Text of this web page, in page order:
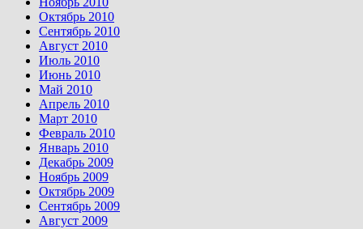
Октябрь 2010
Сентябрь 2010
Август 2010
Июль 2010
Июнь 2010
Май 2010
Апрель 2010
Март 2010
Февраль 2010
Январь 2010
Декабрь 2009
Ноябрь 2009
Октябрь 2009
Сентябрь 2009
Август 2009